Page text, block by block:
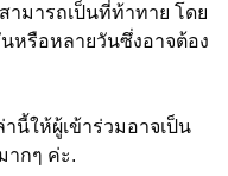
ามารถเป็นที่ท้าทาย โดย
หรือหลายวันซึ่งอาจต้อง
านี้ให้ผู้เข้าร่วมอาจเป็น
ากๆ ค่ะ.